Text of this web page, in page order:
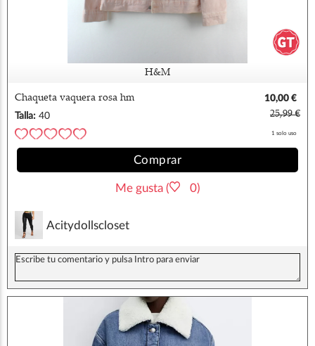
H&M
Chaqueta vaquera rosa hm
10,00 €
Talla: 40 25,99 €
1 solo uso
Comprar
Me gusta ( 0)
Acitydollscloset